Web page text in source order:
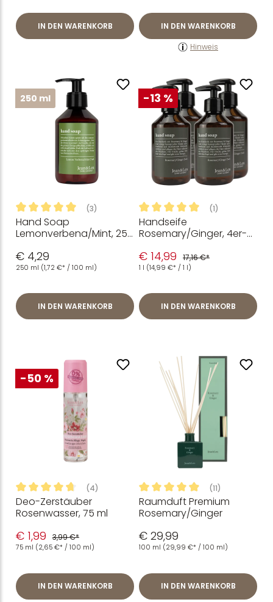
IN DEN WARENKORB
IN DEN WARENKORB
Hinweis
250 ml
Durchschnittliche Bewertung von 5 von 5 Sternen
(3)
Hand Soap
Lemonverbena/Mint, 250
€ 4,29
250 ml (1,72 €* / 100 ml)
IN DEN WARENKORB
-13 %
Durchschnittliche
(1)
Handseife
Rosemary/Ginger, 4er-
€ 14,99 17,16 €*
1 l (14,99 €* / 1 l)
IN DEN WARENKORB
-50 %
Durchschnittliche Bewertung von 4.75 von 5 Sternen
(4)
Deo-Zerstäuber
Rosenwasser, 75 ml
€ 1,99 3,99 €*
75 ml (2,65 €* / 100 ml)
IN DEN WARENKORB
Durchschnittliche
(11)
Raumduft Premium
Rosemary/Ginger
€ 29,99
100 ml (29,99 €* / 100 ml)
IN DEN WARENKORB